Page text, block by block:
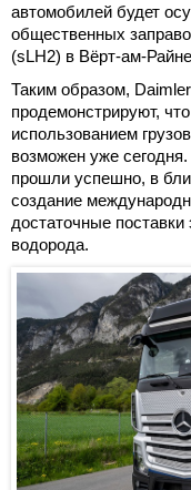
автомобилей будет
общественных
(sLH2) в Вёрт-ам-
Таким образом,
продемонстрируют,
использованием
возможен уже
прошли успешно, в
создание
достаточные поставки
водорода.